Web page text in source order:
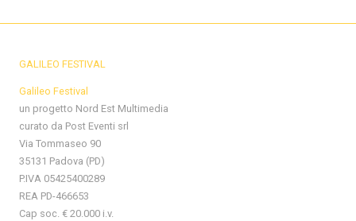
GALILEO FESTIVAL
Galileo Festival
un progetto Nord Est Multimedia
curato da Post Eventi srl
Via Tommaseo 90
35131 Padova (PD)
P.IVA 05425400289
REA PD-466653
Cap soc. € 20.000 i.v.